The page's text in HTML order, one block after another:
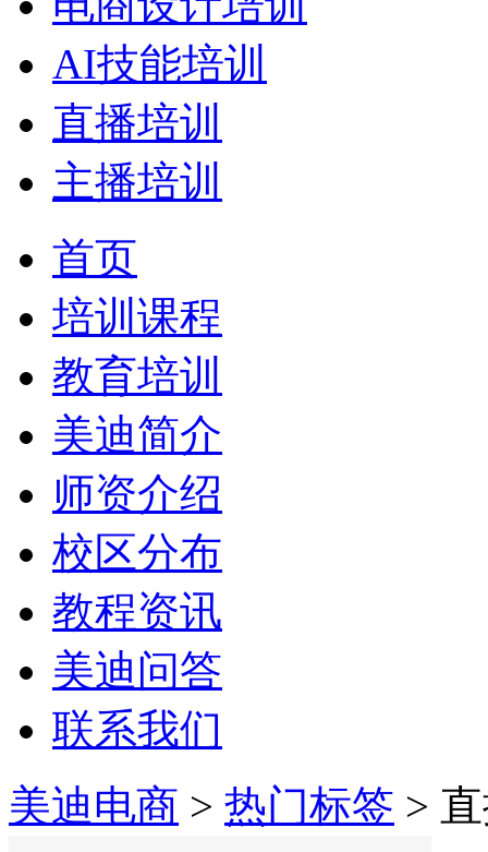
AI技能培训
直播培训
主播培训
首页
培训课程
教育培训
美迪简介
师资介绍
校区分布
教程资讯
美迪问答
联系我们
美迪电商 > 热门标签 >